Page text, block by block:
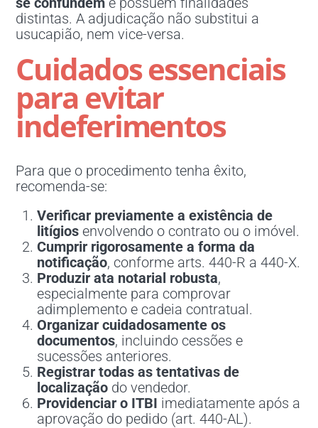
distintas. A adjudicação não substitui a
usucapião, nem vice-versa.
Cuidados essenciais
para evitar
indeferimentos
Para que o procedimento tenha êxito,
recomenda-se:
Verificar previamente a existência de
litígios envolvendo o contrato ou o imóvel.
Cumprir rigorosamente a forma da
notificação, conforme arts. 440-R a 440-X.
Produzir ata notarial robusta,
especialmente para comprovar
adimplemento e cadeia contratual.
Organizar cuidadosamente os
documentos, incluindo cessões e
sucessões anteriores.
Registrar todas as tentativas de
localização do vendedor.
Providenciar o ITBI imediatamente após a
aprovação do pedido (art. 440-AL).